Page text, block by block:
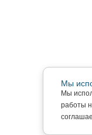
Мы
Мы
работы